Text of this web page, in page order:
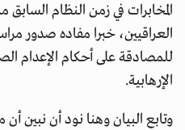
المخابرات في زمن النظام
العراقيين، خبرا مفاده صدور
للمصادقة على أحكام الإعدام
الإرهابية.
وتابع البيان وهنا نود أن نبين أن